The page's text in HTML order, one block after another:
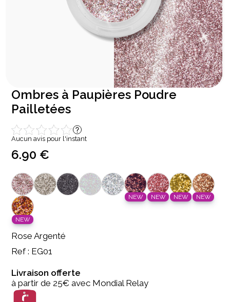
Ombres à Paupières Poudre
Pailletées
Aucun avis pour l'instant
6.90 €
NEW NEW NEW NEW
NEW
Rose Argenté
Ref : EG01
Livraison offerte
à partir de 25€ avec Mondial Relay